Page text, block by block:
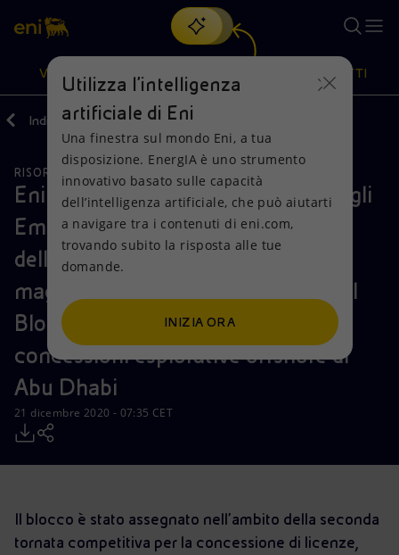
Cerca
scopri EnergIA, la nostra nuova soluzione di intelligenza
artificiale.
VISIONE
Visione
Mission e valori
Persone e Partnership
Net Zero
Modello satellitare
Innovazione
Azioni
Diversificazione energetica
Tecnologie per la transizione
Collaborazioni per l'innovazione
Attività nel mondo
PRODOTTI
Prodotti
Casa
Imprese
Mobilità
Indietro Media Comunicati Stampa
RISORSE NATURALI
Eni espande la propria presenza negli
Emirati Arabi Uniti a seguito
dell’assegnazione di una quota di
maggioranza e dell’operatorship nel
Blocco 3, una delle più grandi
concessioni esplorative offshore di
Abu Dhabi
21 dicembre 2020 - 07:35 CET
Il blocco è stato assegnato nell’ambito della seconda
tornata competitiva per la concessione di licenze,
Utilizza l'intelligenza
artificiale di Eni
Una finestra sul mondo Eni, a tua
disposizione. EnergIA è uno strumento
innovativo basato sulle capacità
dell’intelligenza artificiale, che può aiutarti
a navigare tra i contenuti di eni.com,
trovando subito la risposta alle tue
domande.
INIZIA ORA